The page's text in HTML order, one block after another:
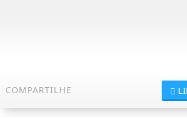
COMPARTILHE